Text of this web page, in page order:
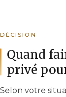
DÉCISION
Quand
privé
Selon votre